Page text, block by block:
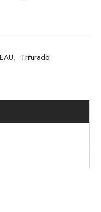
, Triturado